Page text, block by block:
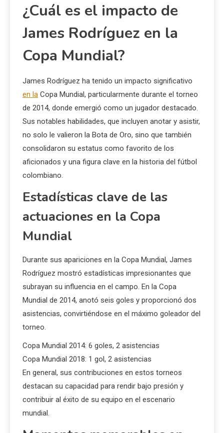
¿Cuál es el impacto de
James Rodríguez en la
Copa Mundial?
James Rodríguez ha tenido un impacto significativo
en la Copa Mundial, particularmente durante el torneo
de 2014, donde emergió como un jugador destacado.
Sus notables habilidades, que incluyen anotar y asistir,
no solo le valieron la Bota de Oro, sino que también
consolidaron su estatus como favorito de los
aficionados y una figura clave en la historia del fútbol
colombiano.
Estadísticas clave de las
actuaciones en la Copa
Mundial
Durante sus apariciones en la Copa Mundial, James
Rodríguez mostró estadísticas impresionantes que
subrayan su influencia en el campo. En la Copa
Mundial de 2014, anotó seis goles y proporcionó dos
asistencias, convirtiéndose en el máximo goleador del
torneo.
Copa Mundial 2014: 6 goles, 2 asistencias
Copa Mundial 2018: 1 gol, 2 asistencias
En general, sus contribuciones en estos torneos
destacan su capacidad para rendir bajo presión y
contribuir al éxito de su equipo en el escenario
mundial.